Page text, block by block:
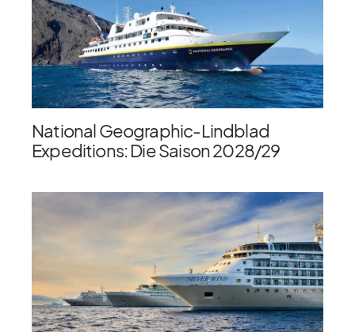
National Geographic-Lindblad
Expeditions: Die Saison 2028/​29